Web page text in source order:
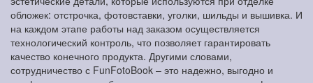
обложек: отстрочка, фотовставки, уголки, шильды и вышивка. И
на каждом этапе работы над заказом осуществляется
технологический контроль, что позволяет гарантировать
качество конечного продукта. Другими словами,
сотрудничество с FunFotoBook – это надежно, выгодно и